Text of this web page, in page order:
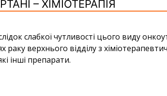
– ХІМІОТЕРАПІЯ
слабкої чутливості цього виду
раку верхнього відділу з
інші препарати.